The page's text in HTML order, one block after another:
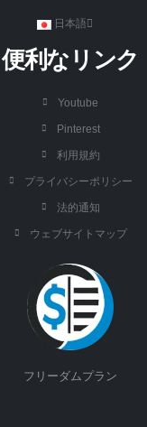
日本語
便利なリンク
Youtube
Pinterest
利用規約
プライバシーポリシー
法的通知
ウェブサイトマップ
フリーダムプラン